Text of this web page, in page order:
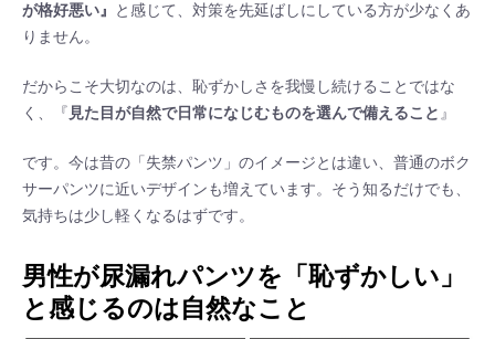
が格好悪い』
と感じて、対策を先延ばしにしている方が少なくあ
りません。
だからこそ大切なのは、恥ずかしさを我慢し続けることではな
く、『見た目が自然で日常になじむものを選んで備えること 』
です。今は昔の「失禁パンツ」のイメージとは違い、普通のボク
サーパンツに近いデザインも増えています。そう知るだけでも、
気持ちは少し軽くなるはずです。
男性が尿漏れパンツを「恥ずかしい」
と感じるのは自然なこと